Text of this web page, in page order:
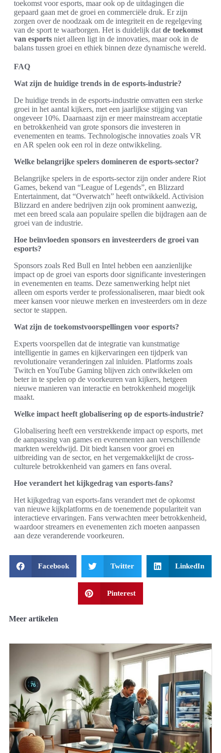
toekomst voor esports, maar ook op de uitdagingen die
gepaard gaan met de groei en commerciële druk. Er zijn
zorgen over de noodzaak om de integriteit en de regelgeving
van de sport te waarborgen. Het is duidelijk dat de toekomst
van esports niet alleen ligt in de innovaties, maar ook in de
balans tussen groei en ethiek binnen deze dynamische wereld.
FAQ
Wat zijn de huidige trends in de esports-industrie?
De huidige trends in de esports-industrie omvatten een sterke
groei in het aantal kijkers, met een jaarlijkse stijging van
ongeveer 10%. Daarnaast zijn er meer mainstream acceptatie
en betrokkenheid van grote sponsors die investeren in
evenementen en teams. Technologische innovaties zoals VR
en AR spelen ook een rol in deze ontwikkeling.
Welke belangrijke spelers domineren de esports-sector?
Belangrijke spelers in de esports-sector zijn onder andere Riot
Games, bekend van “League of Legends”, en Blizzard
Entertainment, dat “Overwatch” heeft ontwikkeld. Activision
Blizzard en andere bedrijven zijn ook prominent aanwezig,
met een breed scala aan populaire spellen die bijdragen aan de
groei van de industrie.
Hoe beïnvloeden sponsors en investeerders de groei van
esports?
Sponsors zoals Red Bull en Intel hebben een aanzienlijke
impact op de groei van esports door significante investeringen
in evenementen en teams. Deze samenwerking helpt niet
alleen om esports verder te professionaliseren, maar biedt ook
meer kansen voor nieuwe merken en investeerders om in deze
sector te stappen.
Wat zijn de toekomstvoorspellingen voor esports?
Experts voorspellen dat de integratie van kunstmatige
intelligentie in games en kijkervaringen een tijdperk van
revolutionaire veranderingen zal inluiden. Platforms zoals
Twitch en YouTube Gaming blijven zich ontwikkelen om
beter in te spelen op de voorkeuren van kijkers, hetgeen
nieuwe manieren van interactie en betrokkenheid mogelijk
maakt.
Welke impact heeft globalisering op de esports-industrie?
Globalisering heeft een verstrekkende impact op esports, met
de aanpassing van games en evenementen aan verschillende
markten wereldwijd. Dit biedt kansen voor groei en
uitbreiding van de sector, en het vergemakkelijkt de cross-
culturele betrokkenheid van gamers en fans overal.
Hoe verandert het kijkgedrag van esports-fans?
Het kijkgedrag van esports-fans verandert met de opkomst
van nieuwe kijkplatforms en de toenemende populariteit van
interactieve ervaringen. Fans verwachten meer betrokkenheid,
waardoor streamers en evenementen zich moeten aanpassen
aan deze veranderende voorkeuren.
Facebook Twitter LinkedIn
Pinterest
Meer artikelen